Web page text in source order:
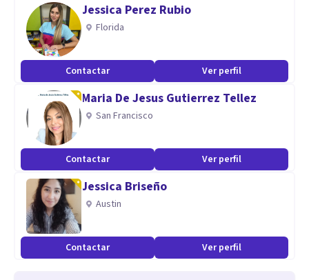
Jessica Perez Rubio
Florida
Contactar Ver perfil
Maria De Jesus Gutierrez Tellez
San Francisco
Contactar Ver perfil
Jessica Briseño
Austin
Contactar Ver perfil